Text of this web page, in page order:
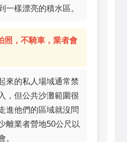
一樣漂亮的積水區。
照，不騎車，業者會
來的私人場域通常禁
，但公共沙灘範圍很
進他們的區域就沒問
離業者營地50公尺以
。